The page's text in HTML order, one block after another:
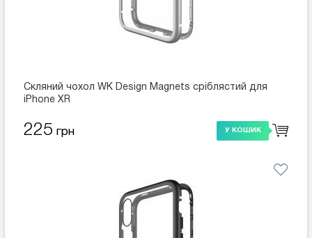
Скляний чохол WK Design Magnets сріблястий для
iPhone XR
225 грн У КОШИК